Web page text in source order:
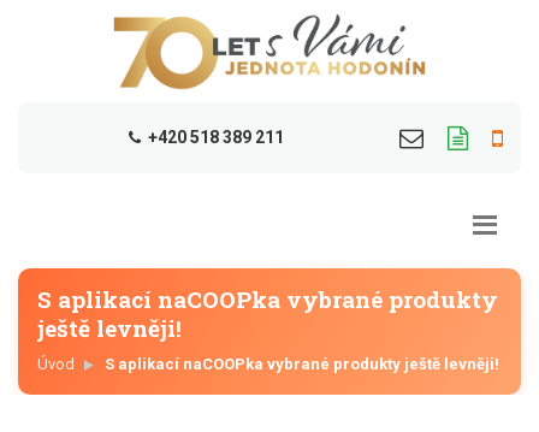
+420 518 389 211
S aplikací naCOOPka vybrané produkty
ještě levněji!
Úvod S aplikací naCOOPka vybrané produkty ještě levněji!